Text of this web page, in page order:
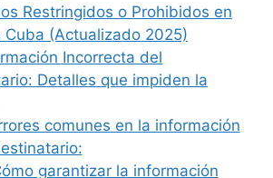
Restringidos o Prohibidos en
Cuba (Actualizado 2025)
Incorrecta del
Detalles que impiden la
comunes en la información
garantizar la información